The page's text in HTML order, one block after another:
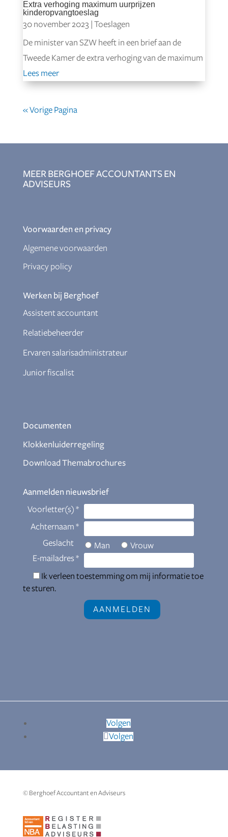
Extra verhoging maximum uurprijzen
kinderopvangtoeslag
30 november 2023
Toeslagen
De minister van SZW heeft in een brief aan de
Tweede Kamer de extra verhoging van de maximum
Lees meer
« Vorige Pagina
MEER BERGHOEF ACCOUNTANTS EN
ADVISEURS
Voorwaarden en privacy
Algemene voorwaarden
Privacy policy
Werken bij Berghoef
Assistent accountant
Relatiebeheerder
Ervaren salarisadministrateur
Junior fiscalist
Documenten
Klokkenluiderregeling
Download Themabrochures
Aanmelden nieuwsbrief
Volgen
Volgen
© Berghoef Accountant en Adviseurs